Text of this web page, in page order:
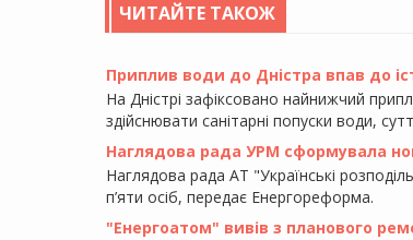
ЧИТАЙТЕ ТАКОЖ
Приплив води до Дністра впав до
На Дністрі зафіксовано найнижчий
здійснювати санітарні попуски води,
Наглядова рада УРМ сформувала
Наглядова рада АТ "Українські
п’яти осіб, передає Енергореформа.
"Енергоатом" вивів з планового